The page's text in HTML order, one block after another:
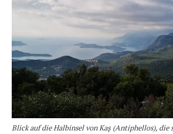
Blick auf die Halbinsel von Kaş (Antiphellos), die